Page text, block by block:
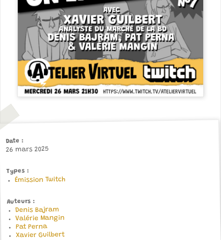
Date
26 mars 2025
Types
Émission Twitch
Auteurs
Denis Bajram
Valérie Mangin
Pat Perna
Xavier Guilbert